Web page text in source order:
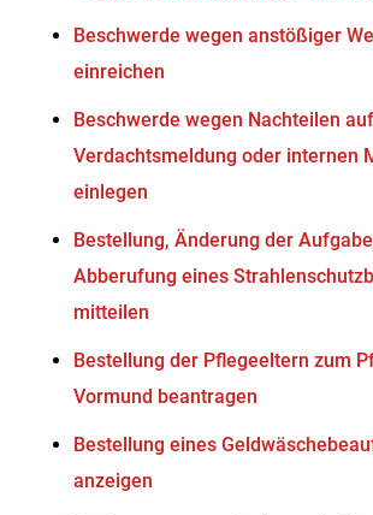
Beschwerde wegen anstößiger
einreichen
Beschwerde wegen Nachteilen
Verdachtsmeldung oder internen
einlegen
Bestellung, Änderung der
Abberufung eines
mitteilen
Bestellung der Pflegeeltern zum
Vormund beantragen
Bestellung eines
anzeigen